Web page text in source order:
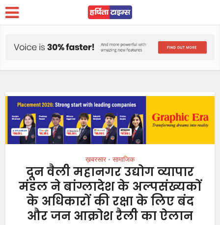
ख़बरसार • सामाजिक
दून वैली महानगर उद्योग व्यापार
मंडल ने बांग्लादेश के अल्पसंख्यकों
के अधिकारों की रक्षा के लिए बंद
और जन आक्रोश रैली का ऐलान